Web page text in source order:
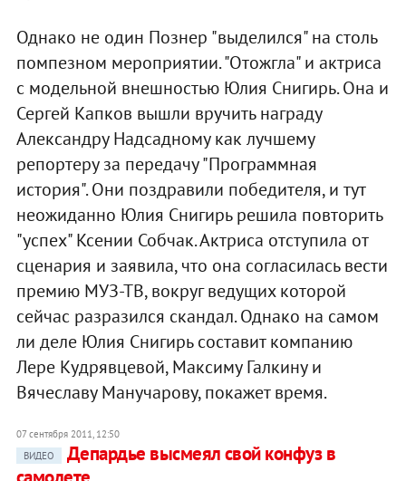
Однако не один Познер "выделился" на столь
помпезном мероприятии. "Отожгла" и актриса
с модельной внешностью Юлия Снигирь. Она и
Сергей Капков вышли вручить награду
Александру Надсадному как лучшему
репортеру за передачу "Программная
история". Они поздравили победителя, и тут
неожиданно Юлия Снигирь решила повторить
"успех" Ксении Собчак. Актриса отступила от
сценария и заявила, что она согласилась вести
премию МУЗ-ТВ, вокруг ведущих которой
сейчас разразился скандал. Однако на самом
ли деле Юлия Снигирь составит компанию
Лере Кудрявцевой, Максиму Галкину и
Вячеславу Манучарову, покажет время.
07 сентября 2011, 12:50
ВИДЕО
Депардье высмеял свой конфуз в